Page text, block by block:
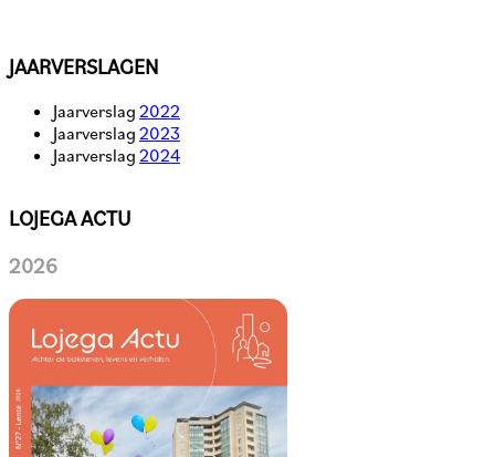
JAARVERSLAGEN
Jaarverslag 2022
Jaarverslag 2023
Jaarverslag 2024
LOJEGA ACTU
2026